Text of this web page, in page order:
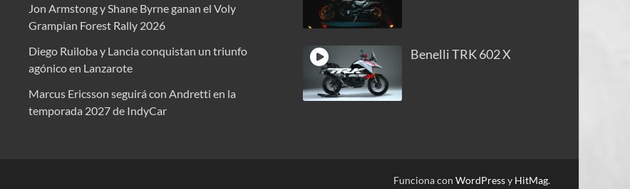
Jon Armstong y Shane Byrne ganan el Voly
Grampian Forest Rally 2026
Diego Ruiloba y Lancia conquistan un triunfo
agónico en Lanzarote
Marcus Ericsson seguirá con Andretti en la
temporada 2027 de IndyCar
Benelli TRK 602 X
Funciona con WordPressy HitMag.